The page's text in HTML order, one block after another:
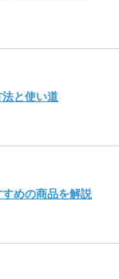
法と使い道
すめの商品を解説